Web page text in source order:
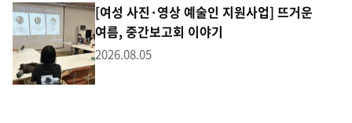
[여성 사진·영상 예술인 지원사업] 뜨거운
여름, 중간보고회 이야기
2026.08.05